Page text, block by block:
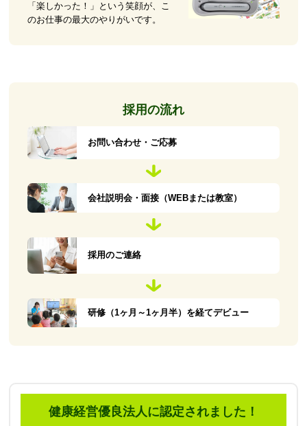
「楽しかった！」という笑顔が、こ
のお仕事の最大のやりがいです。
採用の流れ
お問い合わせ・ご応募
会社説明会・面接（WEBまたは教室）
採用のご連絡
研修（1ヶ月～1ヶ月半）を経てデビュー
健康経営優良法人に認定されました！